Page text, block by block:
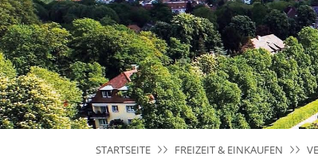
STARTSEITE FREIZEIT & EINKAUFEN